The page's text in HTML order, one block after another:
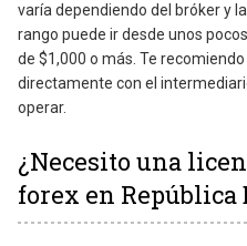
varía dependiendo del bróker y
rango puede ir desde unos
de $1,000 o más. Te
directamente con el
operar.
¿Necesito una
forex en República